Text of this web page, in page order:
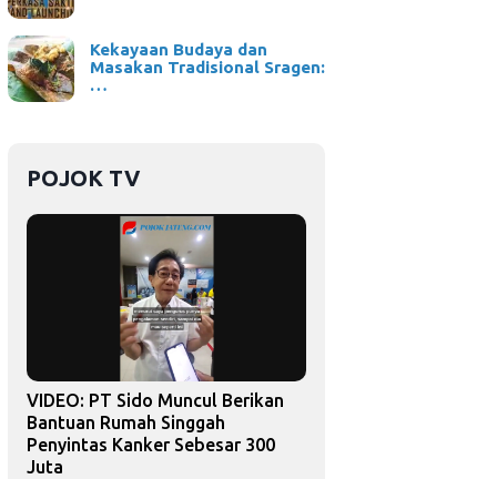
Kekayaan Budaya dan
Masakan Tradisional Sragen:
…
POJOK TV
VIDEO: PT Sido Muncul Berikan
Bantuan Rumah Singgah
Penyintas Kanker Sebesar 300
Juta